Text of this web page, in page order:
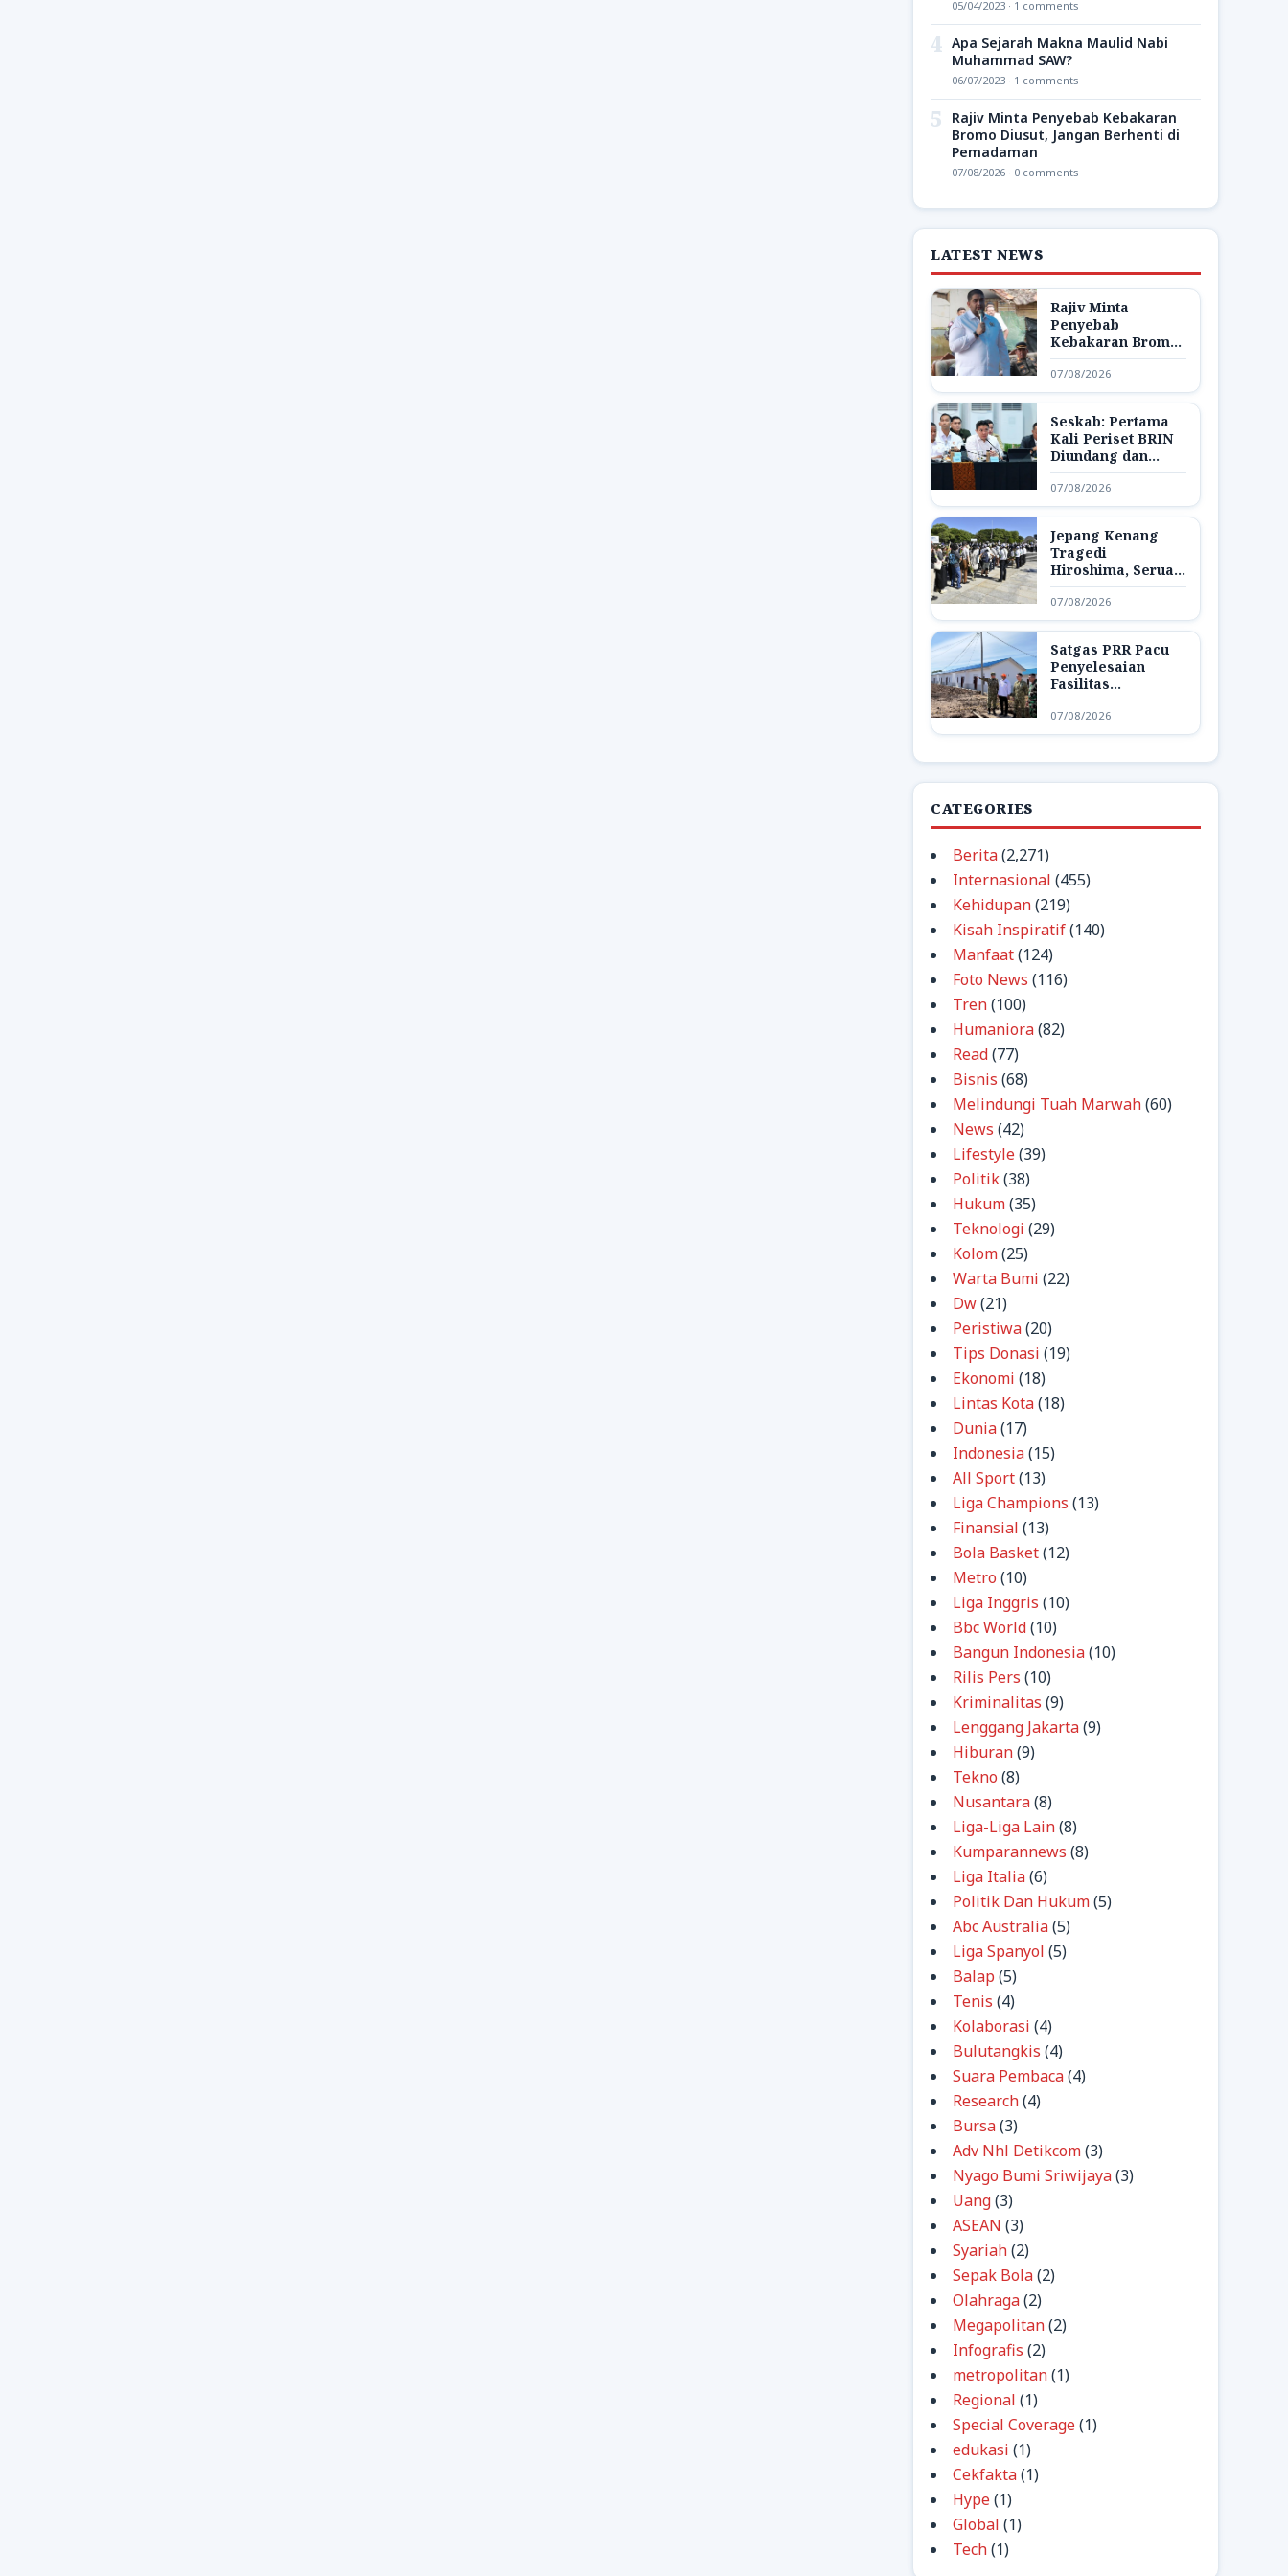
05/04/2023 · 1 comments
4 Apa Sejarah Makna Maulid Nabi
Muhammad SAW?
06/07/2023 · 1 comments
5
Rajiv Minta Penyebab Kebakaran
Bromo Diusut, Jangan Berhenti di
Pemadaman
07/08/2026 · 0 comments
LATEST NEWS
Rajiv Minta
Penyebab
Kebakaran Bromo
Diusut, Jangan
Berhenti di
Pemadaman
07/08/2026
Seskab: Pertama
Kali Periset BRIN
Diundang dan
Pamerkan Hasil
Riset di Istana
07/08/2026
Jepang Kenang
Tragedi
Hiroshima, Seruan
Dunia Bebas
Senjata Nuklir
Menggema
07/08/2026
Satgas PRR Pacu
Penyelesaian
Fasilitas
Pendukung Huntap
di Aceh Tamiang
07/08/2026
CATEGORIES
Berita(2,271)
Internasional (455)
Kehidupan(219)
Kisah Inspiratif(140)
Manfaat(124)
Foto News (116)
Tren(100)
Humaniora(82)
Read(77)
Bisnis (68)
Melindungi Tuah Marwah(60)
News (42)
Lifestyle(39)
Politik(38)
Hukum(35)
Teknologi (29)
Kolom(25)
Warta Bumi (22)
Dw(21)
Peristiwa(20)
Tips Donasi (19)
Ekonomi (18)
Lintas Kota(18)
Dunia(17)
Indonesia(15)
All Sport(13)
Liga Champions (13)
Finansial (13)
Bola Basket(12)
Metro (10)
Liga Inggris (10)
Bbc World(10)
Bangun Indonesia(10)
Rilis Pers (10)
Kriminalitas (9)
Lenggang Jakarta(9)
Hiburan(9)
Tekno (8)
Nusantara(8)
Liga-Liga Lain(8)
Kumparannews (8)
Liga Italia(6)
Politik Dan Hukum(5)
Abc Australia(5)
Liga Spanyol (5)
Balap (5)
Tenis (4)
Kolaborasi (4)
Bulutangkis (4)
Suara Pembaca(4)
Research(4)
Bursa(3)
Adv Nhl Detikcom(3)
Nyago Bumi Sriwijaya(3)
Uang(3)
ASEAN (3)
Syariah(2)
Sepak Bola(2)
Olahraga(2)
Megapolitan(2)
Infografis (2)
metropolitan(1)
Regional (1)
Special Coverage(1)
edukasi (1)
Cekfakta(1)
Hype(1)
Global (1)
Tech(1)